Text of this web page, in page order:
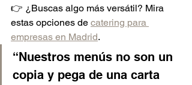
👉 ¿Buscas algo más versátil? Mira
estas opciones de catering para
empresas en Madrid.
“Nuestros menús no son un
copia y pega de una carta